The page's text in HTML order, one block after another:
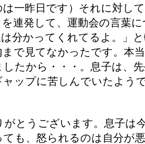
一昨日です）それに対し
連発して、運動会の言葉
は分かってくれてるよ。」
で見てなかったです。本
たから・・・。息子は、
ャップに苦しんでいたよう
がとうございます。息子は
も、怒られるのは自分が